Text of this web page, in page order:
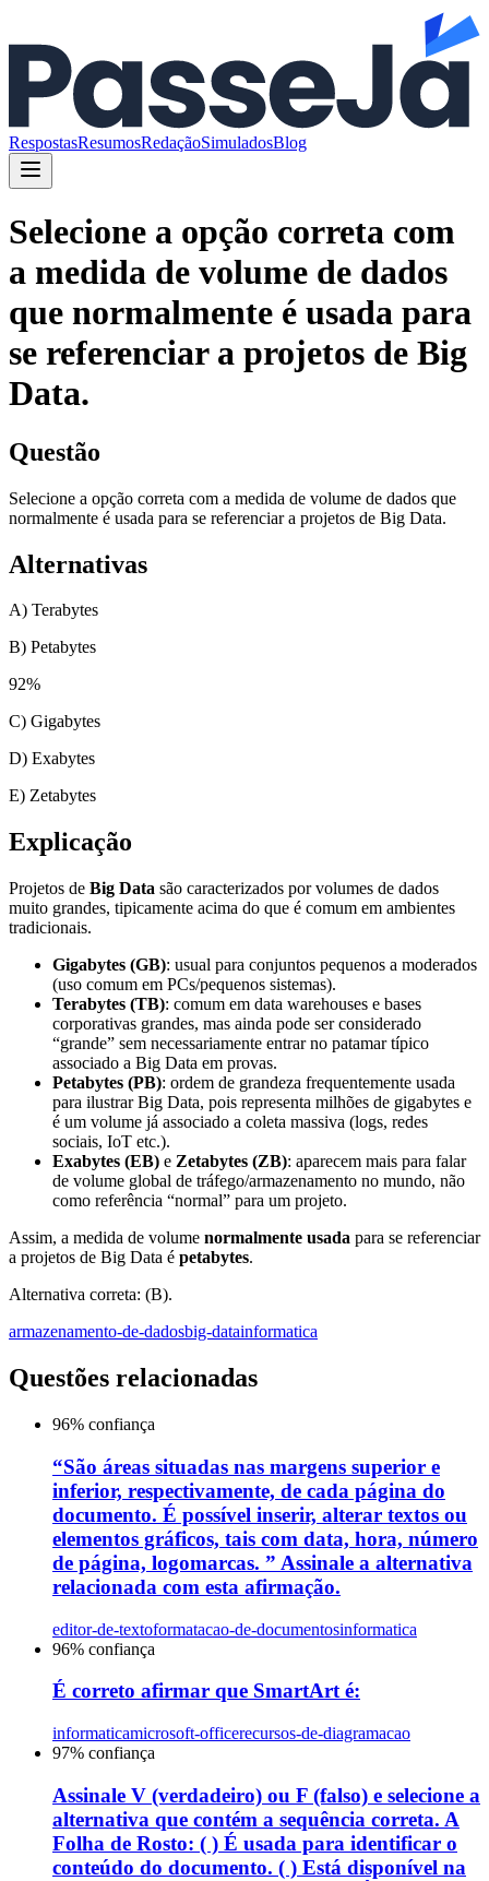
RespostasResumosRedaçãoSimuladosBlog
Selecione a opção correta com
a medida de volume de dados
que normalmente é usada para
se referenciar a projetos de Big
Data.
Questão
Selecione a opção correta com a medida de volume de dados que
normalmente é usada para se referenciar a projetos de Big Data.
Alternativas
A) Terabytes
B) Petabytes
92%
C) Gigabytes
D) Exabytes
E) Zetabytes
Explicação
Projetos de Big Data são caracterizados por volumes de dados
muito grandes, tipicamente acima do que é comum em ambientes
tradicionais.
Gigabytes (GB): usual para conjuntos pequenos a moderados
(uso comum em PCs/pequenos sistemas).
Terabytes (TB): comum em data warehouses e bases
corporativas grandes, mas ainda pode ser considerado
“grande” sem necessariamente entrar no patamar típico
associado a Big Data em provas.
Petabytes (PB): ordem de grandeza frequentemente usada
para ilustrar Big Data, pois representa milhões de gigabytes e
é um volume já associado a coleta massiva (logs, redes
sociais, IoT etc.).
Exabytes (EB) e Zetabytes (ZB): aparecem mais para falar
de volume global de tráfego/armazenamento no mundo, não
como referência “normal” para um projeto.
Assim, a medida de volume normalmente usada para se referenciar
a projetos de Big Data é petabytes.
Alternativa correta: (B).
armazenamento-de-dadosbig-datainformatica
Questões relacionadas
96% confiança
“São áreas situadas nas margens superior e
inferior, respectivamente, de cada página do
documento. É possível inserir, alterar textos ou
elementos gráficos, tais com data, hora, número
de página, logomarcas. ” Assinale a alternativa
relacionada com esta afirmação.
editor-de-textoformatacao-de-documentosinformatica
96% confiança
É correto afirmar que SmartArt é:
informaticamicrosoft-officerecursos-de-diagramacao
97% confiança
Assinale V (verdadeiro) ou F (falso) e selecione a
alternativa que contém a sequência correta. A
Folha de Rosto: ( ) É usada para identificar o
conteúdo do documento. ( ) Está disponível na